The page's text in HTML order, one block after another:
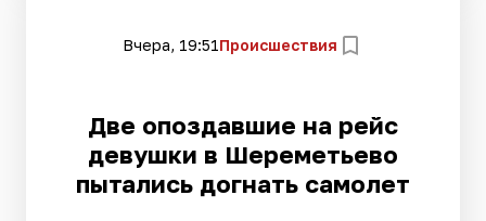
Вчера, 19:51Происшествия
Две опоздавшие на рейс
девушки в Шереметьево
пытались догнать самолет